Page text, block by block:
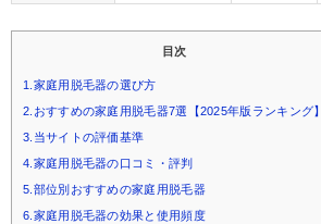
目次
1.家庭用脱毛器の選び方
2.おすすめの家庭用脱毛器7選【2025年版ランキング】
3.当サイトの評価基準
4.家庭用脱毛器の口コミ・評判
5.部位別おすすめの家庭用脱毛器
6.家庭用脱毛器の効果と使用頻度